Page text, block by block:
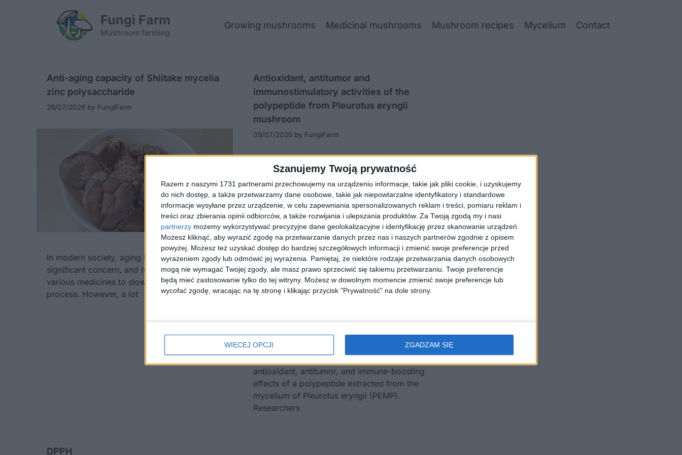
Szanujemy Twoją prywatność
Razem z naszymi 1731 partnerami przechowujemy na urządzeniu informacje, takie jak pliki cookie, i uzyskujemy
do nich dostęp, a także przetwarzamy dane osobowe, takie jak niepowtarzalne identyfikatory i standardowe
informacje wysyłane przez urządzenie, w celu zapewniania spersonalizowanych reklam i treści, pomiaru reklam i
treści oraz zbierania opinii odbiorców, a także rozwijania i ulepszania produktów. Za Twoją zgodą my i nasi
partnerzy możemy wykorzystywać precyzyjne dane geolokalizacyjne i identyfikację przez skanowanie urządzeń.
Możesz kliknąć, aby wyrazić zgodę na przetwarzanie danych przez nas i naszych partnerów zgodnie z opisem
powyżej. Możesz też uzyskać dostęp do bardziej szczegółowych informacji i zmienić swoje preferencje przed
wyrażeniem zgody lub odmówić jej wyrażenia.
Pamiętaj, że niektóre rodzaje przetwarzania danych osobowych
mogą nie wymagać Twojej zgody, ale masz prawo sprzeciwić się takiemu przetwarzaniu. Twoje preferencje
będą mieć zastosowanie tylko do tej witryny. Możesz w dowolnym momencie zmienić swoje preferencje lub
wycofać zgodę, wracając na tę stronę i klikając przycisk "Prywatność" na dole strony.
WIĘCEJ OPCJI ZGADZAM SIĘ
Fungi Farm
Mushroom farming
Growing mushrooms Medicinal mushrooms Mushroom recipes Mycelium Contact
Anti-aging capacity of Shiitake mycelia
zinc polysaccharide
28/07/2026 by FungiFarm
In modern society, aging has become a
significant concern, and many people rely on
various medicines to slow down the aging
process. However, a lot
Antioxidant, antitumor and
immunostimulatory activities of the
polypeptide from Pleurotus eryngii
mushroom
09/07/2026 by FungiFarm
The aim of study was to explore the
antioxidant, antitumor, and immune-boosting
effects of a polypeptide extracted from the
mycelium of Pleurotus eryngii (PEMP).
Researchers
DPPH